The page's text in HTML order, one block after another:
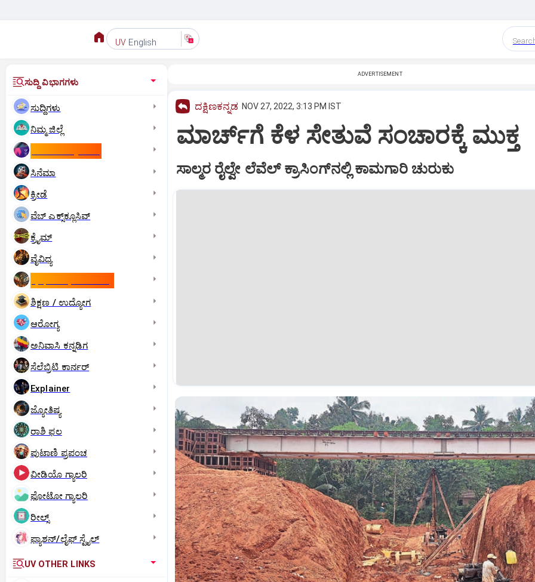
UV English
ಸುದ್ದಿ ವಿಭಾಗಗಳು
ಸುದ್ದಿಗಳು
ನಿಮ್ಮ ಜಿಲ್ಲೆ
ಸಿನೆಮಾ
ಕ್ರೀಡೆ
ವೆಬ್ ಎಕ್ಸ್‌ಕ್ಲೂಸಿವ್
ಕ್ರೈಮ್
ವೈವಿಧ್ಯ
ಶಿಕ್ಷಣ / ಉದ್ಯೋಗ
ಆರೋಗ್ಯ
ಅನಿವಾಸಿ ಕನ್ನಡಿಗ
ಸೆಲೆಬ್ರಿಟಿ ಕಾರ್ನರ್‌
Explainer
ಜ್ಯೋತಿಷ್ಯ
ರಾಶಿ ಫಲ
ಪುಟಾಣಿ ಪ್ರಪಂಚ
ವೀಡಿಯೊ ಗ್ಯಾಲರಿ
ಫೋಟೋ ಗ್ಯಾಲರಿ
ರೀಲ್ಸ್
ಫ್ಯಾಶನ್/ಲೈಫ್‌ ಸ್ಟೈಲ್
UV OTHER LINKS
ADVERTISEMENT
ದಕ್ಷಿಣಕನ್ನಡ NOV 27, 2022, 3:13 PM IST
ಮಾರ್ಚ್‌ಗೆ ಕೆಳ ಸೇತುವೆ ಸಂಚಾರಕ್ಕೆ ಮುಕ್ತ
ಸಾಲ್ಮರ ರೈಲ್ವೇ ಲೆವೆಲ್‌ ಕ್ರಾಸಿಂಗ್‌ನಲ್ಲಿ ಕಾಮಗಾರಿ ಚುರುಕು